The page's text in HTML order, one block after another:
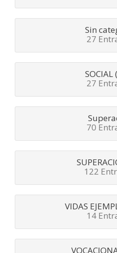
Sin
27
SOCIAL
27
70
122
VIDAS
14